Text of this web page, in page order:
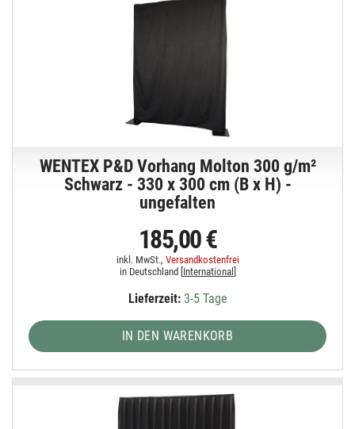
WENTEX P&D Vorhang Molton 300 g/m²
Schwarz - 330 x 300 cm (B x H) -
ungefalten
185,00 €
inkl. MwSt., Versandkostenfrei
in Deutschland [ International
Lieferzeit:3-5 Tage
IN DEN WARENKORB